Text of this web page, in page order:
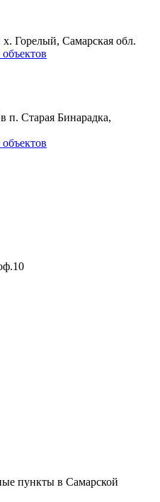
Горелый, Самарская обл.
п. Старая Бинарадка,
пункты в Самарской